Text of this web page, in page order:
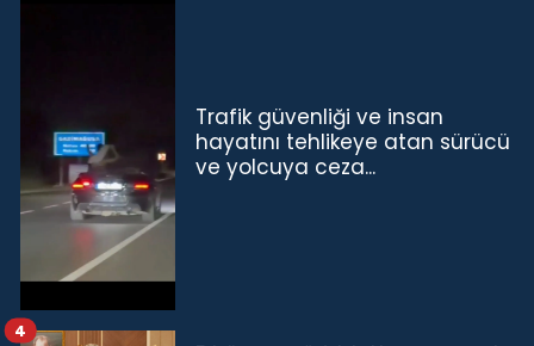
Trafik güvenliği ve insan
hayatını tehlikeye atan sürücü
ve yolcuya ceza...
4